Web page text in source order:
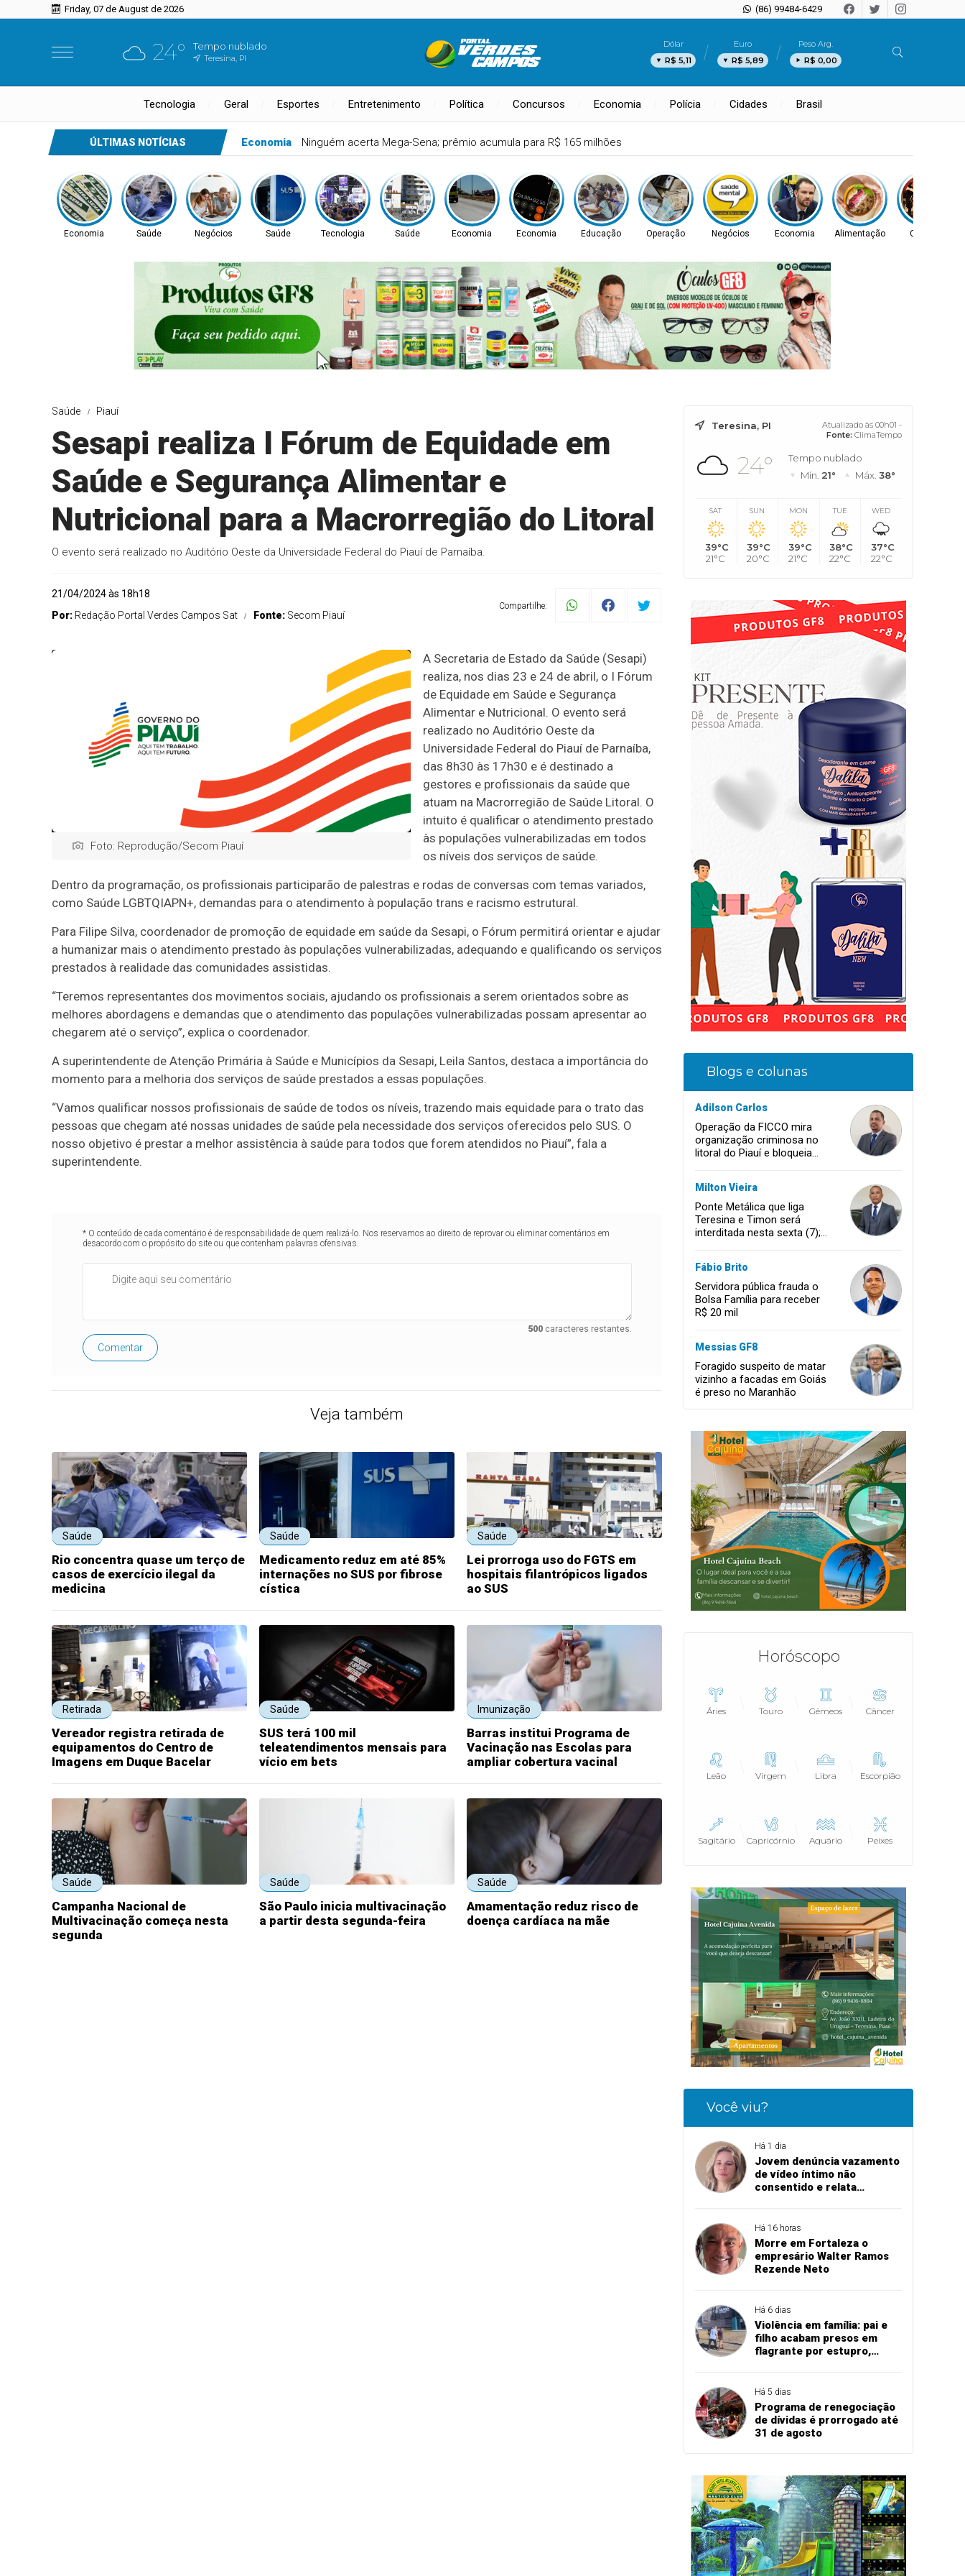
Friday, 07 de August de 2026 (86) 99484-6429
24° Tempo nublado
Teresina, PI
Dólar
R$ 5,11
Euro
R$ 5,89
Peso Arg.
R$ 0,00
Tecnologia Geral Esportes Entretenimento Política Concursos Economia Polícia Cidades Brasil
ÚLTIMAS NOTÍCIAS Economia Ninguém acerta Mega-Sena; prêmio acumula para R$ 165 milhões
Economia Saúde Negócios Saúde Tecnologia Saúde Economia Economia Educação Operação Negócios Economia Alimentação Cultura
Saúde Piauí
Sesapi realiza I Fórum de Equidade em
Saúde e Segurança Alimentar e
Nutricional para a Macrorregião do Litoral
O evento será realizado no Auditório Oeste da Universidade Federal do Piauí de Parnaíba.
21/04/2024 às 18h18
Por: Redação Portal Verdes Campos Sat Fonte: Secom Piauí
Compartilhe:
Foto: Reprodução/Secom Piauí
A Secretaria de Estado da Saúde (Sesapi)
realiza, nos dias 23 e 24 de abril, o I Fórum
de Equidade em Saúde e Segurança
Alimentar e Nutricional. O evento será
realizado no Auditório Oeste da
Universidade Federal do Piauí de Parnaíba,
das 8h30 às 17h30 e é destinado a
gestores e profissionais da saúde que
atuam na Macrorregião de Saúde Litoral. O
intuito é qualificar o atendimento prestado
às populações vulnerabilizadas em todos
os níveis dos serviços de saúde.
Dentro da programação, os profissionais participarão de palestras e rodas de conversas com temas variados,
como Saúde LGBTQIAPN+, demandas para o atendimento à população trans e racismo estrutural.
Para Filipe Silva, coordenador de promoção de equidade em saúde da Sesapi, o Fórum permitirá orientar e ajudar
a humanizar mais o atendimento prestado às populações vulnerabilizadas, adequando e qualificando os serviços
prestados à realidade das comunidades assistidas.
“Teremos representantes dos movimentos sociais, ajudando os profissionais a serem orientados sobre as
melhores abordagens e demandas que o atendimento das populações vulnerabilizadas possam apresentar ao
chegarem até o serviço”, explica o coordenador.
A superintendente de Atenção Primária à Saúde e Municípios da Sesapi, Leila Santos, destaca a importância do
momento para a melhoria dos serviços de saúde prestados a essas populações.
“Vamos qualificar nossos profissionais de saúde de todos os níveis, trazendo mais equidade para o trato das
pessoas que chegam até nossas unidades de saúde pela necessidade dos serviços oferecidos pelo SUS. O
nosso objetivo é prestar a melhor assistência à saúde para todos que forem atendidos no Piauí”, fala a
superintendente.
* O conteúdo de cada comentário é de responsabilidade de quem realizá-lo. Nos reservamos ao direito de reprovar ou eliminar comentários em
desacordo com o propósito do site ou que contenham palavras ofensivas.
500caracteres restantes.
Comentar
Veja também
Saúde
Rio concentra quase um terço de
casos de exercício ilegal da
medicina
Saúde
Medicamento reduz em até 85%
internações no SUS por fibrose
cística
Saúde
Lei prorroga uso do FGTS em
hospitais filantrópicos ligados
ao SUS
Retirada
Vereador registra retirada de
equipamentos do Centro de
Imagens em Duque Bacelar
Saúde
SUS terá 100 mil
teleatendimentos mensais para
vício em bets
Imunização
Barras institui Programa de
Vacinação nas Escolas para
ampliar cobertura vacinal
Saúde
Campanha Nacional de
Multivacinação começa nesta
segunda
Saúde
São Paulo inicia multivacinação
a partir desta segunda-feira
Saúde
Amamentação reduz risco de
doença cardíaca na mãe
Teresina, PI
Atualizado às 00h01 -
Fonte: ClimaTempo
24°
Tempo nublado
Mín. 21° Máx. 38°
SAT
39°C
21°C
SUN
39°C
20°C
MON
39°C
21°C
TUE
38°C
22°C
WED
37°C
22°C
Blogs e colunas
Adilson Carlos
Operação da FICCO mira
organização criminosa no
litoral do Piauí e bloqueia
Milton Vieira
Ponte Metálica que liga
Teresina e Timon será
interditada nesta sexta (7);
Fábio Brito
Servidora pública frauda o
Bolsa Família para receber
R$ 20 mil
Messias GF8
Foragido suspeito de matar
vizinho a facadas em Goiás
é preso no Maranhão
Horóscopo
Áries Touro Gêmeos Câncer
Leão Virgem Libra Escorpião
Sagitário Capricórnio Aquário Peixes
Você viu?
Há 1 dia
Jovem denúncia vazamento
de vídeo íntimo não
consentido e relata
Há 16 horas
Morre em Fortaleza o
empresário Walter Ramos
Rezende Neto
Há 6 dias
Violência em família: pai e
filho acabam presos em
flagrante por estupro,
Há 5 dias
Programa de renegociação
de dívidas é prorrogado até
31 de agosto